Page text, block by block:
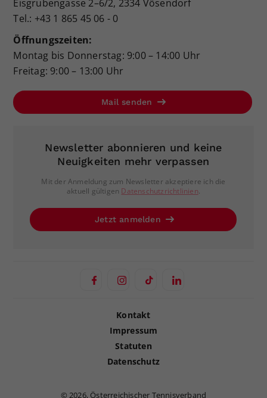
Eisgrubengasse 2–6/2, 2334 Vösendorf
Tel.: +43 1 865 45 06 - 0
Öffnungszeiten:
Montag bis Donnerstag: 9:00 – 14:00 Uhr
Freitag: 9:00 – 13:00 Uhr
Mail senden
Newsletter abonnieren und keine
Neuigkeiten mehr verpassen
Mit der Anmeldung zum Newsletter akzeptiere ich die
aktuell gültigen Datenschutzrichtlinien.
Jetzt anmelden
Kontakt
Impressum
Statuten
Datenschutz
©2026, Österreichischer Tennisverband